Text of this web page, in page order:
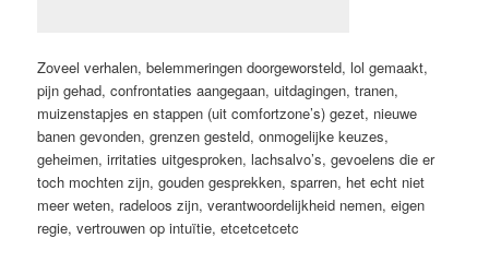
Zoveel verhalen, belemmeringen doorgeworsteld, lol gemaakt,
pijn gehad, confrontaties aangegaan, uitdagingen, tranen,
muizenstapjes en stappen (uit comfortzone’s) gezet, nieuwe
banen gevonden, grenzen gesteld, onmogelijke keuzes,
geheimen, irritaties uitgesproken, lachsalvo’s, gevoelens die er
toch mochten zijn, gouden gesprekken, sparren, het echt niet
meer weten, radeloos zijn, verantwoordelijkheid nemen, eigen
regie, vertrouwen op intuïtie, etcetcetcetc